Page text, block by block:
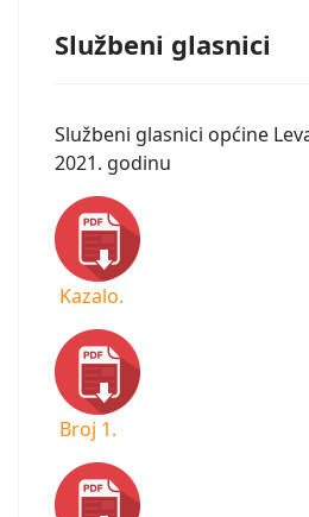
Službeni glasnici
Službeni glasnici općine
2021. godinu
Kazalo.
Broj 1.